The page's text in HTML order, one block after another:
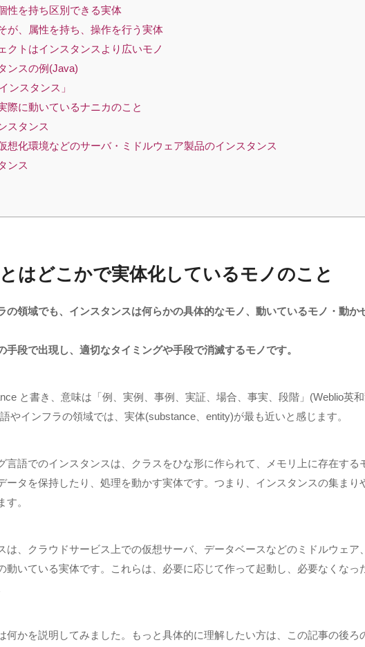
性を持ち区別できる実体
が、属性を持ち、操作を行う実体
クトはインスタンスより広いモノ
ンスの例(Java)
ンスタンス」
際に動いているナニカのこと
スタンス
想化環境などのサーバ・ミドルウェア製品のインスタンス
ンス
はどこかで実体化しているモノのこと
の領域でも、インスタンスは何らかの具体的なモノ、動いているモノ・動か
手段で出現し、適切なタイミングや手段で消滅するモノです。
と書き、意味は「例、実例、事例、実証、場合、事実、段階」 (Weblio英
やインフラの領域では、実体(substance entity)が最も近いと感じます。
言語でのインスタンスは、クラスをひな形に作られて、メモリ上に存在する
ータを保持したり、処理を動かす実体です。つまり、インスタンスの集まり
。
は、クラウドサービス上での仮想サーバ、データベースなどのミドルウェア、
動いている実体です。これらは、必要に応じて作って起動し、必要なくなっ
何かを説明してみました。もっと具体的に理解したい方は、この記事の後ろ